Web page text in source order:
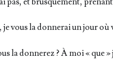
vous la don­ne­rai un jour où
la don­ne­rez ? À moi « que »